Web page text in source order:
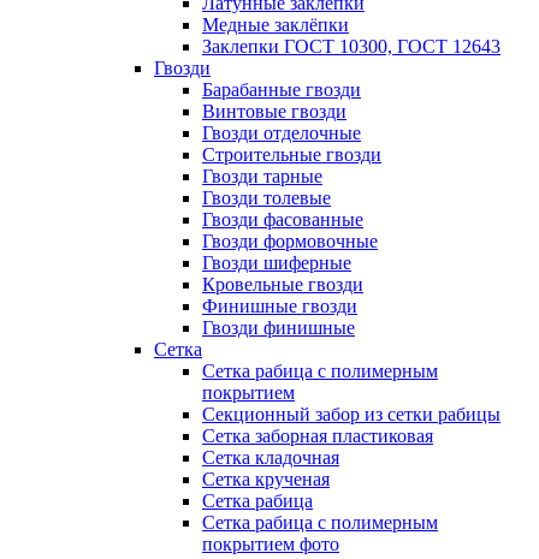
Медные заклёпки
Заклепки ГОСТ 10300, ГОСТ 12643
Гвозди
Барабанные гвозди
Винтовые гвозди
Гвозди отделочные
Строительные гвозди
Гвозди тарные
Гвозди толевые
Гвозди фасованные
Гвозди формовочные
Гвозди шиферные
Кровельные гвозди
Финишные гвозди
Гвозди финишные
Сетка
Сетка рабица с полимерным
покрытием
Секционный забор из сетки рабицы
Сетка заборная пластиковая
Сетка кладочная
Сетка крученая
Сетка рабица
Сетка рабица с полимерным
покрытием фото